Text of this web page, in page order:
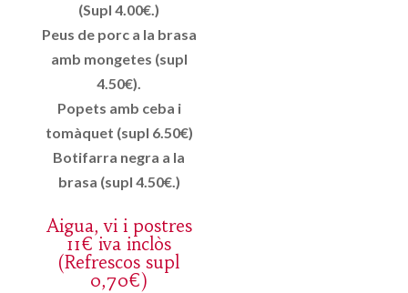
(Supl 4.00€.)
Peus de porc a la brasa
amb mongetes (supl
4.50€).
Popets amb ceba i
tomàquet (supl 6.50€)
Botifarra negra a la
brasa (supl 4.50€.)
Aigua, vi i postres
11€ iva inclòs
(Refrescos supl
0,70€)